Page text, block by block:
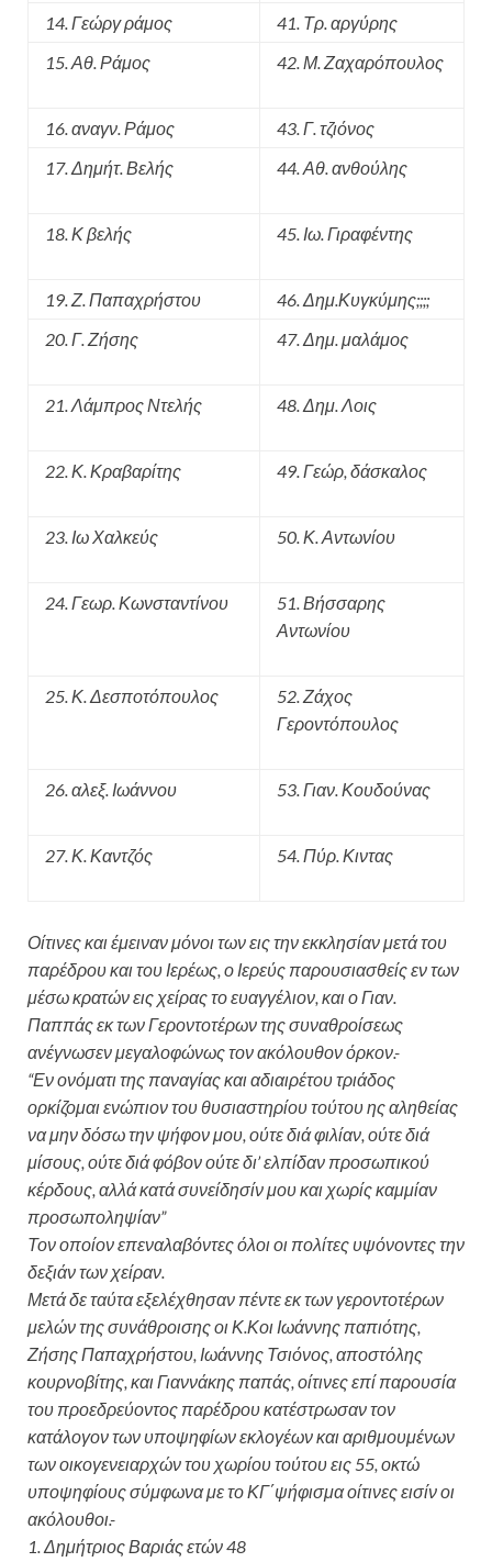
14. Γεώργ ράμος
41. Τρ. αργύρης
15. Αθ. Ράμος
42. Μ. Ζαχαρόπουλος
16. αναγν. Ράμος
43. Γ. τζιόνος
17. Δημήτ. Βελής
44. Αθ. ανθούλης
18. Κ βελής 45. Ιω. Γιραφέντης
19. Ζ. Παπαχρήστου
46. Δημ.Κυγκύμης;;;;
20. Γ. Ζήσης
47. Δημ. μαλάμος
21. Λάμπρος Ντελής 48.Δημ. Λοις
22. Κ. Κραβαρίτης 49. Γεώρ, δάσκαλος
23. Ιω Χαλκεύς 50. Κ. Αντωνίου
24. Γεωρ. Κωνσταντίνου
51. Βήσσαρης
Αντωνίου
25. Κ. Δεσποτόπουλος
52. Ζάχος
Γεροντόπουλος
26. αλεξ. Ιωάννου 53. Γιαν. Κουδούνας
27. Κ. Καντζός 54. Πύρ. Κιντας
Οίτινες και έμειναν μόνοι των εις την εκκλησίαν μετά του
παρέδρου και του Ιερέως, ο Ιερεύς παρουσιασθείς εν των
μέσω κρατών εις χείρας το ευαγγέλιον, και ο Γιαν.
Παππάς εκ των Γεροντοτέρων της συναθροίσεως
ανέγνωσεν μεγαλοφώνως τον ακόλουθον όρκον.-
“Εν ονόματι της παναγίας και αδιαιρέτου τριάδος
ορκίζομαι ενώπιον του θυσιαστηρίου τούτου ης αληθείας
να μην δόσω την ψήφον μου, ούτε διά φιλίαν, ούτε διά
μίσους, ούτε διά φόβον ούτε δι’ ελπίδαν προσωπικού
κέρδους, αλλά κατά συνείδησίν μου και χωρίς καμμίαν
προσωποληψίαν”
Τον οποίον επεναλαβόντες όλοι οι πολίτες υψόνοντες την
δεξιάν των χείραν.
Μετά δε ταύτα εξελέχθησαν πέντε εκ των γεροντοτέρων
μελών της συνάθροισης οι Κ.Κοι Ιωάννης παπιότης,
Ζήσης Παπαχρήστου, Ιωάννης Τσιόνος, αποστόλης
κουρνοβίτης, και Γιαννάκης παπάς, οίτινες επί παρουσία
του προεδρεύοντος παρέδρου κατέστρωσαν τον
κατάλογον των υποψηφίων εκλογέων και αριθμουμένων
των οικογενειαρχών του χωρίου τούτου εις 55, οκτώ
υποψηφίους σύμφωνα με το ΚΓ΄ψήφισμα οίτινες εισίν οι
ακόλουθοι.-
1. Δημήτριος Βαριάς ετών 48